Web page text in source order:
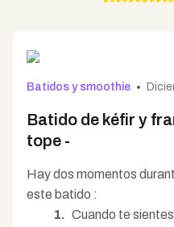
Batidos y smoothie
Batido de kéfir y
tope -
Hay dos momentos
este batido :
Cuando te